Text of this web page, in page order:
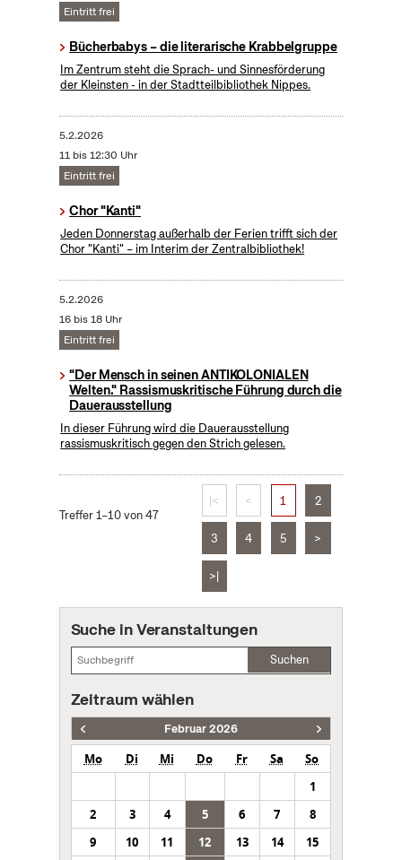
Eintritt frei
Bücherbabys – die literarische Krabbelgruppe
Im Zentrum steht die Sprach- und Sinnesförderung
der Kleinsten - in der Stadtteilbibliothek Nippes.
5.2.2026
11 bis 12:30 Uhr
Eintritt frei
Chor "Kanti"
Jeden Donnerstag außerhalb der Ferien trifft sich der
Chor "Kanti" – im Interim der Zentralbibliothek!
5.2.2026
16 bis 18 Uhr
Eintritt frei
"Der Mensch in seinen ANTIKOLONIALEN
Welten." Rassismuskritische Führung durch die
Dauerausstellung
In dieser Führung wird die Dauerausstellung
rassismuskritisch gegen den Strich gelesen.
Treffer 1–10 von 47
|< < 1 2
3 4 5 >
>|
Suche in Veranstaltungen
Suchen
Zeitraum wählen
Februar 2026
Mo Di Mi Do Fr Sa
So
1
2
3 4 5 6 7
8
9
10 11 12 13 14
15